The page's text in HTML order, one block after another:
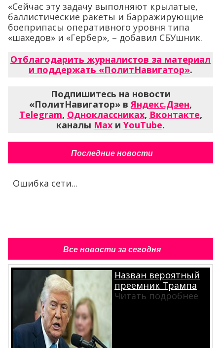
«Сейчас эту задачу выполняют крылатые,
баллистические ракеты и барражирующие
боеприпасы оперативного уровня типа
«шахедов» и «Гербер», – добавил СБУшник.
Отблагодарить журналистов за материал
и поддержать «ПолитНавигатор».
Подпишитесь на новости
«ПолитНавигатор» вЯндекс.Дзен,
Telegram, Одноклассниках, Вконтакте,
каналы Max и YouTube.
Последние новости
Ошибка сети...
Все новости за сегодня
Назван вероятный
преемник Трампа
Читать подробнее